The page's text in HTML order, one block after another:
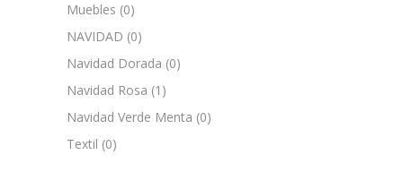
Muebles (0)
NAVIDAD (0)
Navidad Dorada (0)
Navidad Rosa (1)
Navidad Verde Menta (0)
Textil (0)